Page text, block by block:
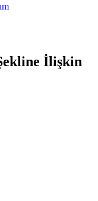
İlişkin